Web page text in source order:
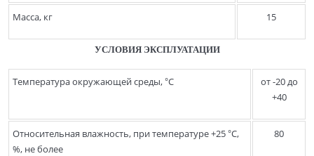
Масса, кг 15
УСЛОВИЯ ЭКСПЛУАТАЦИИ
Температура окружающей среды, °С
от -20 до
+40
Относительная влажность, при температуре +25 °С,
%, не более
80